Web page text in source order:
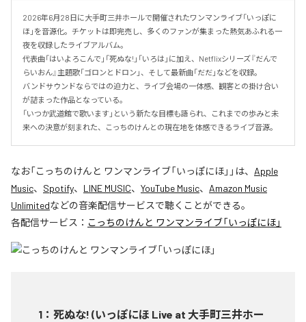
2026年6月28日に大手町三井ホールで開催されたワンマンライブ「いっぽに
ほ」を音源化。チケットは即完売し、多くのファンが集まった熱気あふれる一
夜を収録したライブアルバム。
代表曲「はいよろこんで」「死ぬな!」「いろは」に加え、Netflixシリーズ『だんで
らいおん』主題歌「ゴロンとドロン」、そして最新曲「だだ」などを収録。
バンドサウンドならではの迫力と、ライブ会場の一体感、観客との掛け合い
が詰まった作品となっている。
「いつか武道館で歌います」という新たな目標も語られ、これまでの歩みと未
来への決意が刻まれた、こっちのけんとの現在地を体感できるライブ音源。
なお「こっちのけんと ワンマンライブ「いっぽにほ」 」は、 Apple
Music、 Spotify、 LINE MUSIC、 YouTube Music、 Amazon Music
Unlimitedなどの音楽配信サービスで聴くことができる。
各配信サービス： こっちのけんと ワンマンライブ「いっぽにほ」
1 ： 死ぬな! (いっぽにほ Live at 大手町三井ホー